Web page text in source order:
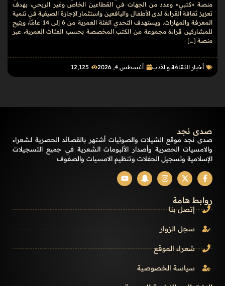
منصة «كتبي» وعدد من الجهات في القطاعين الخاص وغير الربحي، بهدف
تعزيز ثقافة القراءة لدى الأطفال واليافعين واستثمار الإجازة الصيفية في تنمية
المعرفة والمهارات. ويستهدف التحدي الفئة العمرية من 6 إلى 14 عامًا، ويتيح
للمشاركين قراءة مجموعة من الكتب المخصصة بحسب الفئات العمرية، عبر
منصة […]
أخبار الثقافة و الأدب أغسطس 4, 2026 12٬125
صدى نجد
صدى نجد موقع الشيلات والصوتيات أشتهر بالقصائد الحصرية لشعراء
والامسيات الحصرية وأصدار الألبومات الشعرية في جميع التسجيلات
الإسلامية وتسجيل الحفلات وتنظيم الامسيات والصفوف
روابط هامة
إتصل بنا
سجل الزوار
شعراء الموقع
سياسة الخصوصية